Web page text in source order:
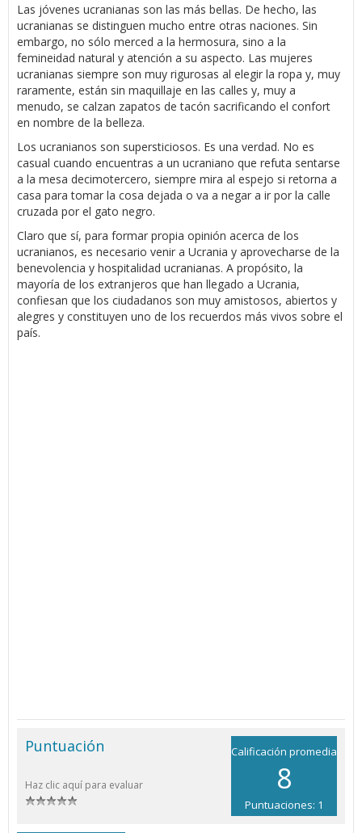
Las jóvenes ucranianas son las más bellas. De hecho, las
ucranianas se distinguen mucho entre otras naciones. Sin
embargo, no sólo merced a la hermosura, sino a la
femineidad natural y atención a su aspecto. Las mujeres
ucranianas siempre son muy rigurosas al elegir la ropa y, muy
raramente, están sin maquillaje en las calles y, muy a
menudo, se calzan zapatos de tacón sacrificando el confort
en nombre de la belleza.
Los ucranianos son supersticiosos. Es una verdad. No es
casual cuando encuentras a un ucraniano que refuta sentarse
a la mesa decimotercero, siempre mira al espejo si retorna a
casa para tomar la cosa dejada o va a negar a ir por la calle
cruzada por el gato negro.
Claro que sí, para formar propia opinión acerca de los
ucranianos, es necesario venir a Ucrania y aprovecharse de la
benevolencia y hospitalidad ucranianas. A propósito, la
mayoría de los extranjeros que han llegado a Ucrania,
confiesan que los ciudadanos son muy amistosos, abiertos y
alegres y constituyen uno de los recuerdos más vivos sobre el
país.
Calificación promedia
8
Puntuaciones: 1
Puntuación
Haz clic aquí para evaluar